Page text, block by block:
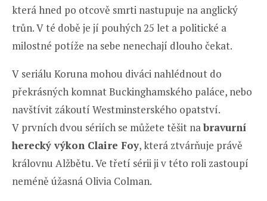
která hned po otcově smrti nastupuje na anglický
trůn. V té době je jí pouhých 25 let a politické a
milostné potíže na sebe nenechají dlouho čekat.
V seriálu Koruna mohou diváci nahlédnout do
překrásných komnat Buckinghamského paláce, nebo
navštívit zákoutí Westminsterského opatství.
V prvních dvou sériích se můžete těšit nabravurní
herecký výkon Claire Foy, která ztvárňuje právě
královnu Alžbětu. Ve třetí sérii ji v této roli zastoupí
neméně úžasná Olivia Colman.